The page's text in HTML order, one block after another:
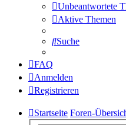
Unbeantwortete
Aktive Themen
Suche
FAQ
Anmelden
Registrieren
Startseite Foren-